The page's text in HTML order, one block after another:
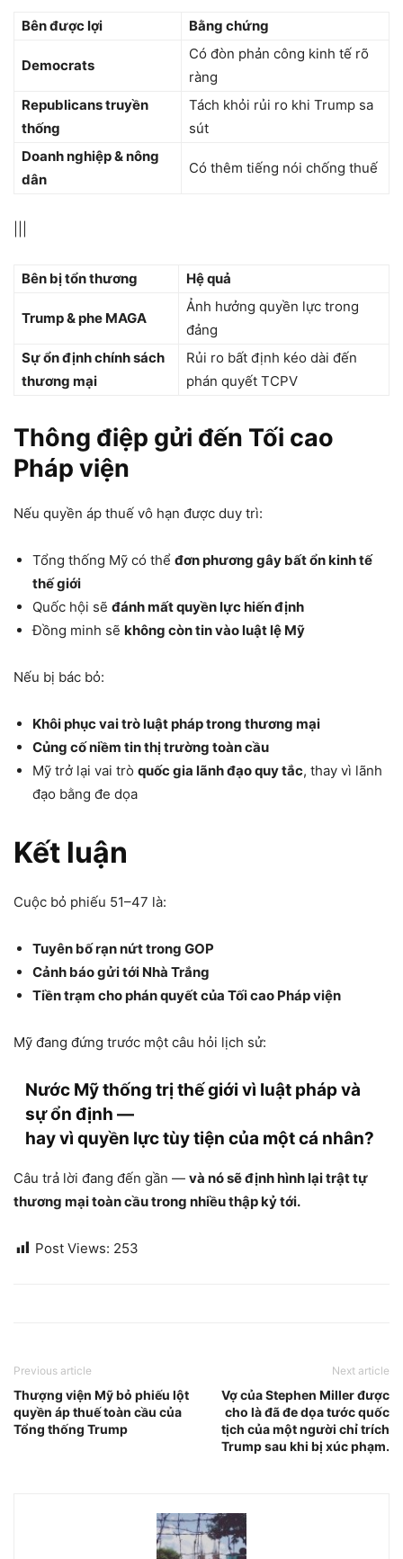
Bên được lợi Bằng chứng
Democrats
Có đòn phản công kinh tế rõ
ràng
Republicans truyền
thống
Tách khỏi rủi ro khi Trump sa
sút
Doanh nghiệp & nông
dân
Có thêm tiếng nói chống thuế
Bên bị tổn thương Hệ quả
Trump & phe MAGA
Ảnh hưởng quyền lực trong
đảng
Sự ổn định chính sách
thương mại
Rủi ro bất định kéo dài đến
phán quyết TCPV
Thông điệp gửi đến Tối cao
Pháp viện
Nếu quyền áp thuế vô hạn được duy trì:
Tổng thống Mỹ có thể đơn phương gây bất ổn kinh tế
thế giới
Quốc hội sẽ đánh mất quyền lực hiến định
Đồng minh sẽ không còn tin vào luật lệ Mỹ
Nếu bị bác bỏ:
Khôi phục vai trò luật pháp trong thương mại
Củng cố niềm tin thị trường toàn cầu
Mỹ trở lại vai trò quốc gia lãnh đạo quy tắc, thay vì lãnh
đạo bằng đe dọa
Kết luận
Cuộc bỏ phiếu 51–47 là:
Tuyên bố rạn nứt trong GOP
Cảnh báo gửi tới Nhà Trắng
Tiền trạm cho phán quyết của Tối cao Pháp viện
Mỹ đang đứng trước một câu hỏi lịch sử:
Nước Mỹ thống trị thế giới vì luật pháp và
sự ổn định —
hay vì quyền lực tùy tiện của một cá nhân?
Câu trả lời đang đến gần — và nó sẽ định hình lại trật tự
thương mại toàn cầu trong nhiều thập kỷ tới.
Post Views: 253
Previous article
Thượng viện Mỹ bỏ phiếu lột
quyền áp thuế toàn cầu của
Tổng thống Trump
Next article
Vợ của Stephen Miller được
cho là đã đe dọa tước quốc
tịch của một người chỉ trích
Trump sau khi bị xúc phạm.